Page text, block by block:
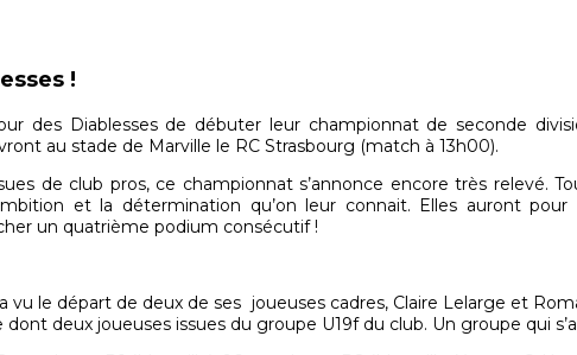
!
des Diablesses de débuter leur championnat de seconde
au stade de Marville le RC Strasbourg (match à 13h00).
de club pros, ce championnat s’annonce encore très relevé.
et la détermination qu’on leur connait. Elles auront
un quatrième podium consécutif !
a vu le départ de deux de ses joueuses cadres, Claire Lelarge et
deux joueuses issues du groupe U19f du club. Un groupe qui